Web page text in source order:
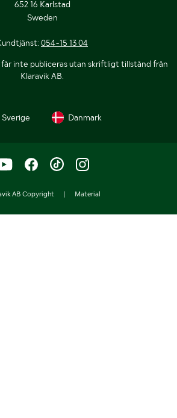
652 16 Karlstad
Sweden
054-15 13 04
får inte publiceras utan skriftligt tillstånd från
Klaravik AB.
Sverige Danmark
AB Copyright | Material